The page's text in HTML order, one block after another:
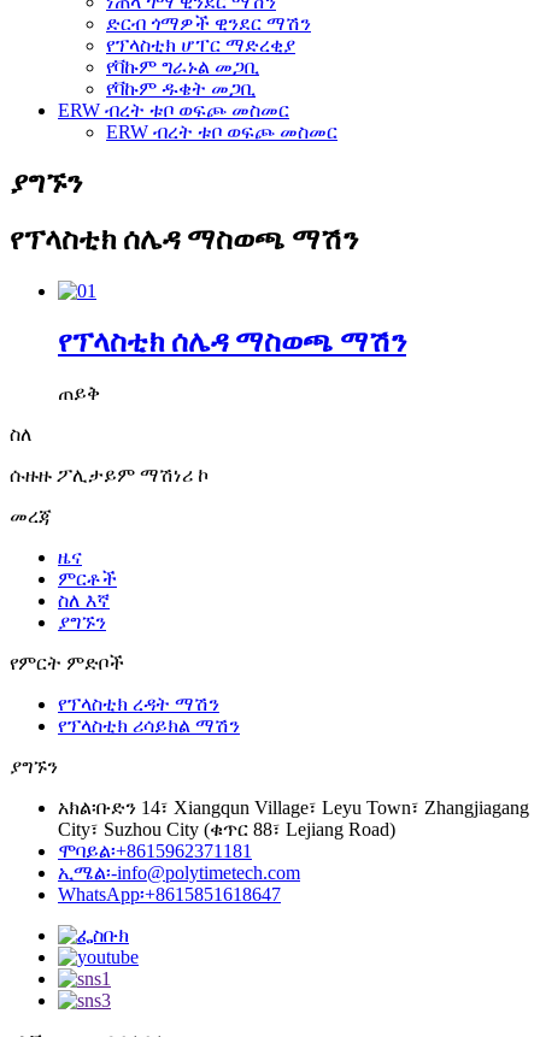
ድርብ ጎማዎች ዊንደር ማሽን
የፕላስቲክ ሆፐር ማድረቂያ
የቫኩም ግራኑል መጋቢ
የቫኩም ዱቄት መጋቢ
ERW ብረት ቱቦ ወፍጮ መስመር
ERW ብረት ቱቦ ወፍጮ መስመር
ያግኙን
የፕላስቲክ ሰሌዳ ማስወጫ ማሽን
የፕላስቲክ ሰሌዳ ማስወጫ ማሽን
ጠይቅ
ስለ
ሱዙዙ ፖሊታይም ማሽነሪ ኮ
መረጃ
ዜና
ምርቶች
ስለ እኛ
ያግኙን
የምርት ምድቦች
የፕላስቲክ ረዳት ማሽን
የፕላስቲክ ሪሳይክል ማሽን
ያግኙን
አክል፡ቡድን 14፣ Xiangqun Village፣ Leyu Town፣ Zhangjiagang
City፣ Suzhou City (ቁጥር 88፣ Lejiang Road)
ሞባይል፡+8615962371181
ኢሜል፡-info@polytimetech.com
WhatsApp፡+8615851618647